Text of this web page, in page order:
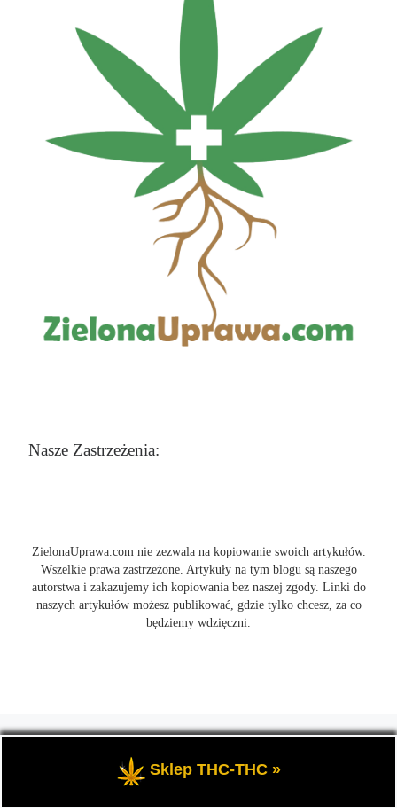
Nasze Zastrzeżenia:
ZielonaUprawa.com nie zezwala na kopiowanie swoich artykułów.
Wszelkie prawa zastrzeżone. Artykuły na tym blogu są naszego
autorstwa i zakazujemy ich kopiowania bez naszej zgody. Linki do
naszych artykułów możesz publikować, gdzie tylko chcesz, za co
będziemy wdzięczni.
wszystko o uprawie i hodowli marihunay, roślin konopi indoor
oraz outdoor.
Sklep THC-THC »